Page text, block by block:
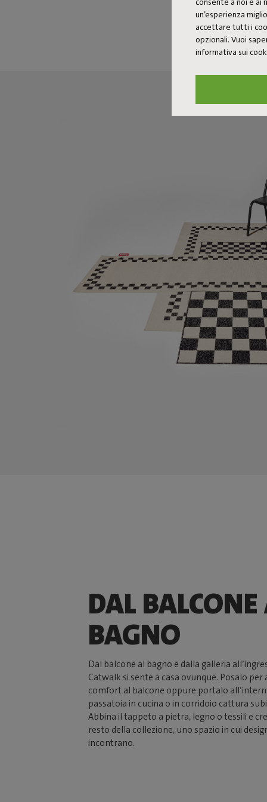
un’esperienza
accettare tutti i
opzionali. Vuoi
informativa sui
DAL BALCONE
BAGNO
Dal balcone al bagno e dalla galleria
Catwalk si sente a casa ovunque. Posalo per
comfort al balcone oppure portalo
passatoia in cucina o in corridoio cattura
Abbina il tappeto a pietra, legno o tessili e
resto della collezione, uno spazio in cui
incontrano.